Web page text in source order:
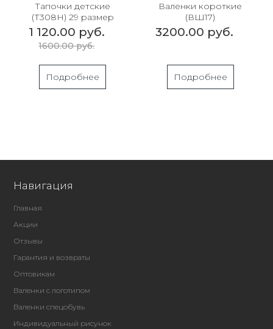
Тапочки детские
(Т308Н) 29 размер
1 120.00 руб.
1600.00 руб.
Подробнее
Валенки короткие
(ВШ17)
3200.00 руб.
Подробнее
Навигация
Главная
Акции
Отзывы
Гарантия и возвраты
Оптовикам
Валенки с логотипом
Валенки спецобувь
Индивидуальный рисунок